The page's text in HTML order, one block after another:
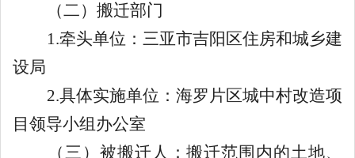
（二）搬迁部门
1.牵头单位：三亚市吉阳区住房和城乡建
设局
2.具体实施单位： 海罗 片区城中村改造项
目领导小组办公室
（三）被搬迁人：搬迁范围内的土地、